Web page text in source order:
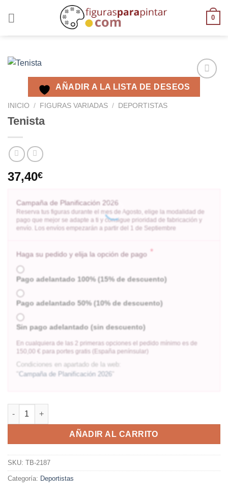
0
AÑADIR
AÑADIR A LA LISTA DE DESEOS
INICIO / FIGURAS VARIADAS / DEPORTISTAS
Tenista
37,40€
Campaña de Planificación 2026
Reserva tus figuras durante el mes de Agosto, elige la modalidad de
pago que mejor se adapte a ti y consigue prioridad de fabricación y
envío. Los envíos empezarán a partir del 1 de Septiembre
Haga su pedido y elija la opción de pago *
Pago adelantado 100% (15% de descuento)
Pago adelantado 50% (10% de descuento)
Sin pago adelantado (sin descuento)
En cualquiera de las 2 primeras opciones el pedido mínimo es de
150,00 € para portes gratis (España penínsular)
Condiciones en apartado de la web:
"Campaña de Planificación 2026 "
AÑADIR AL CARRITO
SKU: TB-2187
Categoría: Deportistas